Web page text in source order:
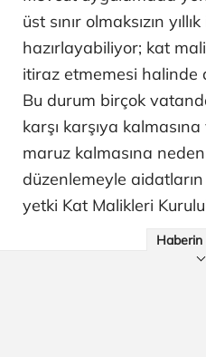
üst sınır olmaksızın
hazırlayabiliyor; kat
itiraz etmemesi halinde
Bu durum birçok
karşı karşıya
maruz kalmasına
düzenlemeyle
yetki Kat Malikleri
Haberin